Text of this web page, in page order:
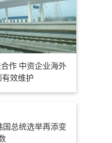
作 中资企业海外
效维护
国总统选举再添变